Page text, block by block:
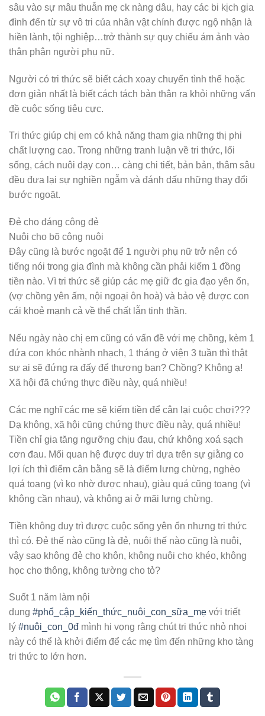
sâu vào sự mâu thuẫn mẹ ck nàng dâu, hay các bi kịch gia
đình đến từ sự vô tri của nhân vật chính được ngộ nhận là
hiền lành, tội nghiệp…trở thành sự quy chiếu ám ảnh vào
thân phận người phụ nữ.
Người có tri thức sẽ biết cách xoay chuyển tình thế hoặc
đơn giản nhất là biết cách tách bản thân ra khỏi những vấn
đề cuộc sống tiêu cực.
Tri thức giúp chị em có khả năng tham gia những thị phi
chất lượng cao. Trong những tranh luận về tri thức, lối
sống, cách nuôi dạy con… càng chi tiết, bản bản, thâm sâu
đều đưa lại sự nghiền ngẫm và đánh dấu những thay đổi
bước ngoặt.
Đẻ cho đáng công đẻ
Nuôi cho bõ công nuôi
Đây cũng là bước ngoặt để 1 người phụ nữ trở nên có
tiếng nói trong gia đình mà không cần phải kiếm 1 đồng
tiền nào. Vì tri thức sẽ giúp các mẹ giữ đc gia đạo yên ổn,
(vợ chồng yên ấm, nội ngoại ôn hoà) và bảo vệ được con
cái khoẻ mạnh cả về thể chất lẫn tinh thần.
Nếu ngày nào chị em cũng có vấn đề với mẹ chồng, kèm 1
đứa con khóc nhành nhạch, 1 tháng ở viện 3 tuần thì thật
sự ai sẽ đứng ra đấy để thương bạn? Chồng? Không ạ!
Xã hội đã chứng thực điều này, quá nhiều!
Các mẹ nghĩ các mẹ sẽ kiếm tiền để cân lại cuộc chơi???
Dạ không, xã hội cũng chứng thực điều này, quá nhiều!
Tiền chỉ gia tăng ngưỡng chịu đau, chứ không xoá sạch
cơn đau. Mối quan hệ được duy trì dựa trên sự giằng co
lợi ích thì điểm cân bằng sẽ là điểm lưng chừng, nghèo
quá toang (vì ko nhờ được nhau), giàu quá cũng toang (vì
không cần nhau), và không ai ở mãi lưng chừng.
Tiền không duy trì được cuộc sống yên ổn nhưng tri thức
thì có. Đẻ thế nào cũng là đẻ, nuôi thế nào cũng là nuôi,
vậy sao không đẻ cho khôn, không nuôi cho khéo, không
học cho thông, không tường cho tỏ?
Suốt 1 năm làm nội
dung #phổ_cập_kiến_thức_nuôi_con_sữa_mẹ với triết
lý #nuôi_con_0đ mình hi vọng rằng chút tri thức nhỏ nhoi
này có thể là khởi điểm để các mẹ tìm đến những kho tàng
tri thức to lớn hơn.